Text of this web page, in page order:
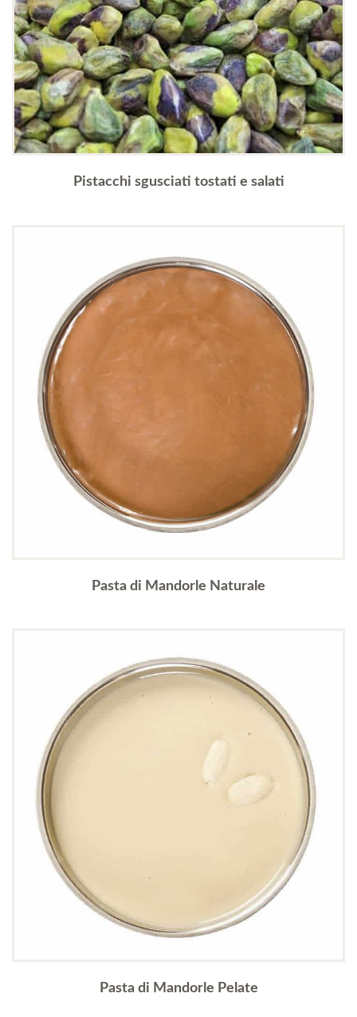
Pistacchi sgusciati tostati e salati
Pasta di Mandorle Naturale
Pasta di Mandorle Pelate